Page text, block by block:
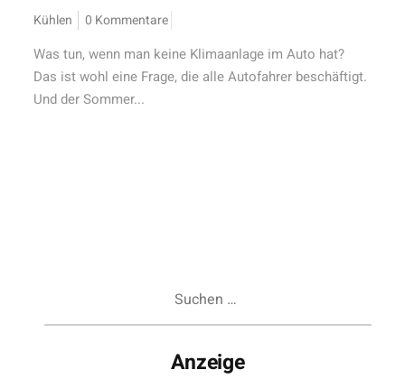
Kühlen 0 Kommentare
Was tun, wenn man keine Klimaanlage im Auto hat?
Das ist wohl eine Frage, die alle Autofahrer beschäftigt.
Und der Sommer...
Anzeige